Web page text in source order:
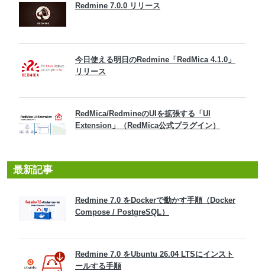
Redmine 7.0.0 リリース
今日使える明日のRedmine「RedMica 4.1.0」
リリース
RedMica/RedmineのUIを拡張する「UI
Extension」（RedMica公式プラグイン）
最新記事
Redmine 7.0 をDockerで動かす手順（Docker
Compose / PostgreSQL）
Redmine 7.0 をUbuntu 26.04 LTSにインスト
ールする手順